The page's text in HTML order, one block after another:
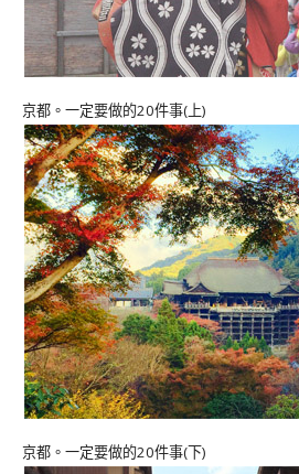
京都。一定要做的20件事(上)
京都。一定要做的20件事(下)